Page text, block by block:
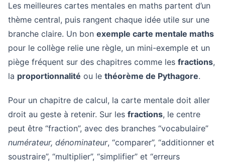
Les meilleures cartes mentales en maths partent d’un
thème central, puis rangent chaque idée utile sur une
branche claire. Un bon exemple carte mentale maths
pour le collège relie une règle, un mini-exemple et un
piège fréquent sur des chapitres comme les fractions,
la proportionnalité ou le théorème de Pythagore.
Pour un chapitre de calcul, la carte mentale doit aller
droit au geste à retenir. Sur les fractions, le centre
peut être “fraction”, avec des branches “vocabulaire”
numérateur, dénominateur, “comparer”, “additionner et
soustraire”, “multiplier”, “simplifier” et “erreurs